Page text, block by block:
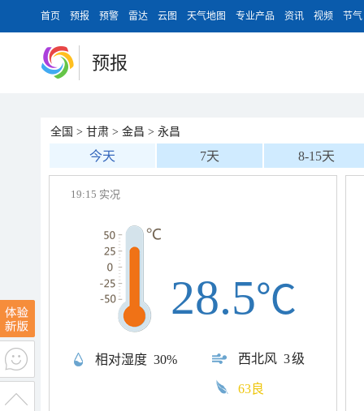
首页 预报 预警 雷达 云图 天气地图 专业产品 资讯 视频 节气
预报
全国 > 甘肃 > 金昌 > 永昌
今天 7天 8-15天
19:15 实况
相对湿度 30% 西北风 3级
28.5℃
63良